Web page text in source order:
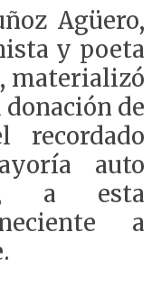
Agüero,
y poeta
materializó
donación de
recordado
auto
a esta
a